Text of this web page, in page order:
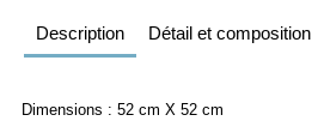
Description Détail et composition
Dimensions : 52 cm X 52 cm